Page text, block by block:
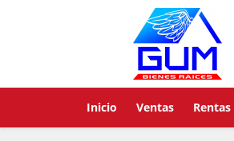
Inicio Ventas Rentas